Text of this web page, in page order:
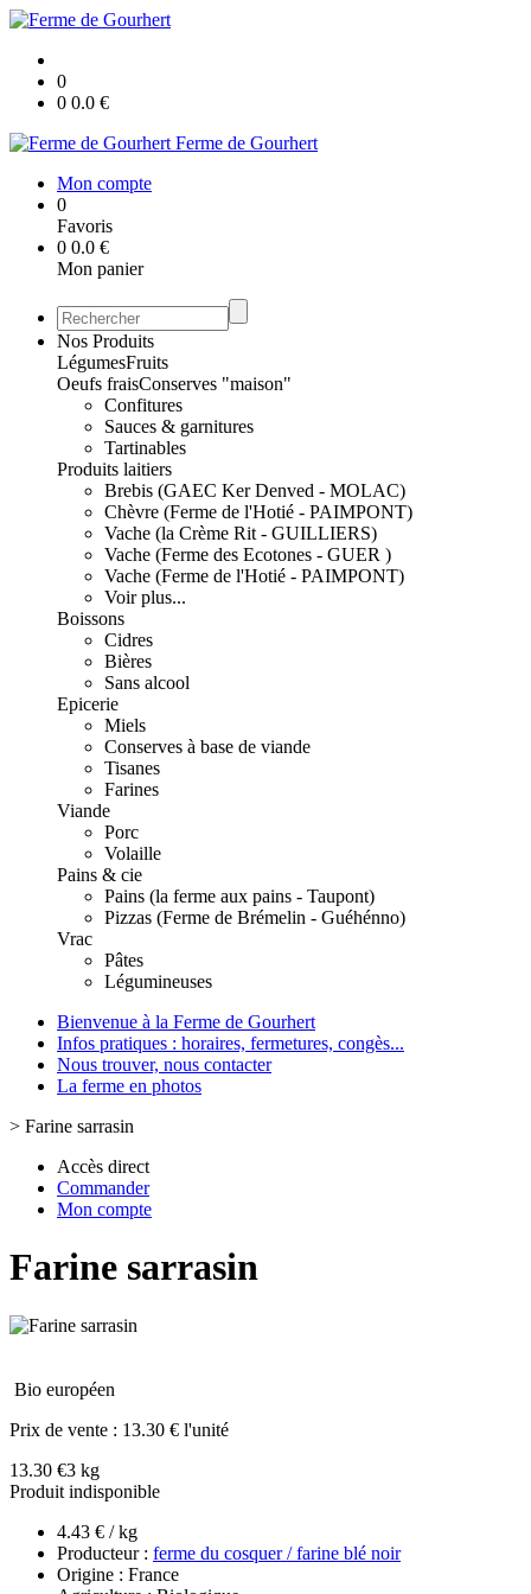
0
0 0.0 €
Ferme de Gourhert
Mon compte
0
Favoris
0 0.0 €
Mon panier
Nos Produits
LégumesFruits
Oeufs fraisConserves "maison"
Confitures
Sauces & garnitures
Tartinables
Produits laitiers
Brebis (GAEC Ker Denved - MOLAC)
Chèvre (Ferme de l'Hotié - PAIMPONT)
Vache (la Crème Rit - GUILLIERS)
Vache (Ferme des Ecotones - GUER )
Vache (Ferme de l'Hotié - PAIMPONT)
Voir plus...
Boissons
Cidres
Bières
Sans alcool
Epicerie
Miels
Conserves à base de viande
Tisanes
Farines
Viande
Porc
Volaille
Pains & cie
Pains (la ferme aux pains - Taupont)
Pizzas (Ferme de Brémelin - Guéhénno)
Vrac
Pâtes
Légumineuses
Bienvenue à la Ferme de Gourhert
Infos pratiques : horaires, fermetures, congès...
Nous trouver, nous contacter
La ferme en photos
> Farine sarrasin
Accès direct
Commander
Mon compte
Farine sarrasin
Bio européen
Prix de vente : 13.30 € l'unité
13.30 €3 kg
Produit indisponible
4.43 € / kg
Producteur : ferme du cosquer / farine blé noir
Origine : France